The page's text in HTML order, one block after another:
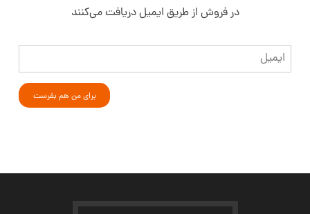
در فروش از طریق ایمیل دریافت می‌کنند
ایمیل